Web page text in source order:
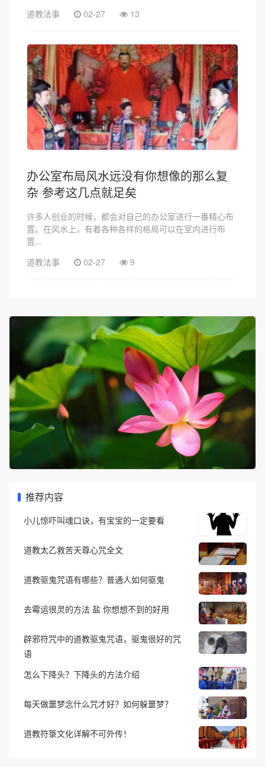
道教法事
02-27 13
办公室布局风水远没有你想像的那么复
杂 参考这几点就足矣
许多人创业的时候，都会对自己的办公室进行一番精心布
置。在风水上，有着各种各样的格局可以在室内进行布
置...
道教法事
02-27 9
推荐内容
小儿惊吓叫魂口诀，有宝宝的一定要看
道教太乙救苦天尊心咒全文
道教驱鬼咒语有哪些？普通人如何驱鬼
去霉运很灵的方法 盐 你想想不到的好用
辟邪符咒中的道教驱鬼咒语，驱鬼很好的咒
语
怎么下降头？下降头的方法介绍
每天做噩梦念什么咒才好？如何躲噩梦？
道教符箓文化详解不可外传！